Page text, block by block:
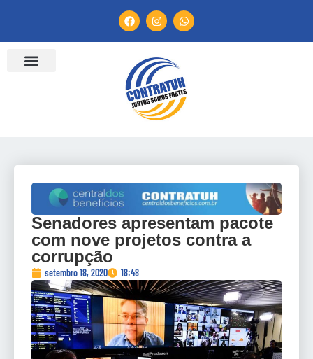
Senadores apresentam pacote
com nove projetos contra a
corrupção
setembro 18, 2020 18:48